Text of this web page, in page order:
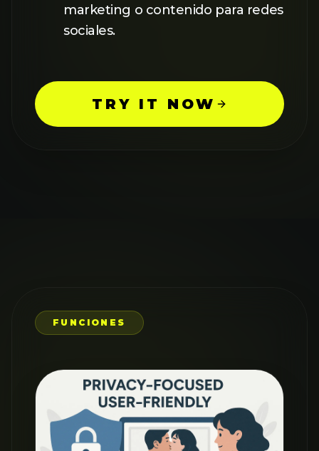
marketing o contenido para redes
sociales.
TRY IT NOW
FUNCIONES